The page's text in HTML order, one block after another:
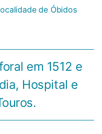
de Óbidos
em 1512 e
Hospital e